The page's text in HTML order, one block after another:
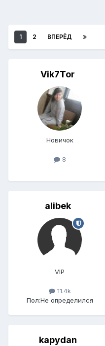
1 2 ВПЕРЁД
Vik7Tor
Новичок
8
alibek
VIP
11.4k
Пол:Не определился
kapydan